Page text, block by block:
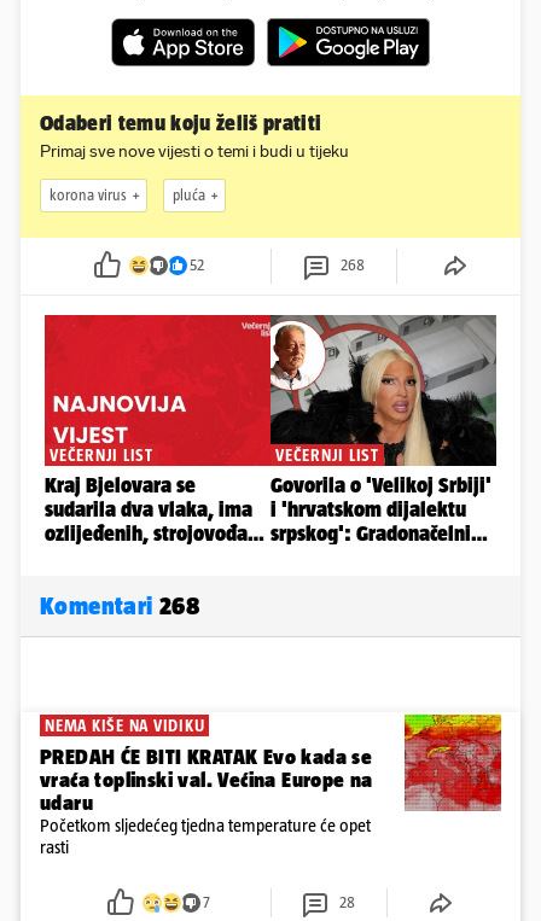
Odaberi temu koju želiš pratiti
Primaj sve nove vijesti o temi i budi u tijeku
korona virus pluća
52 268
Komentari 268
NEMA KIŠE NA VIDIKU
PREDAH ĆE BITI KRATAK Evo kada se
vraća toplinski val. Većina Europe na
udaru
Početkom sljedećeg tjedna temperature će opet
rasti
7 28